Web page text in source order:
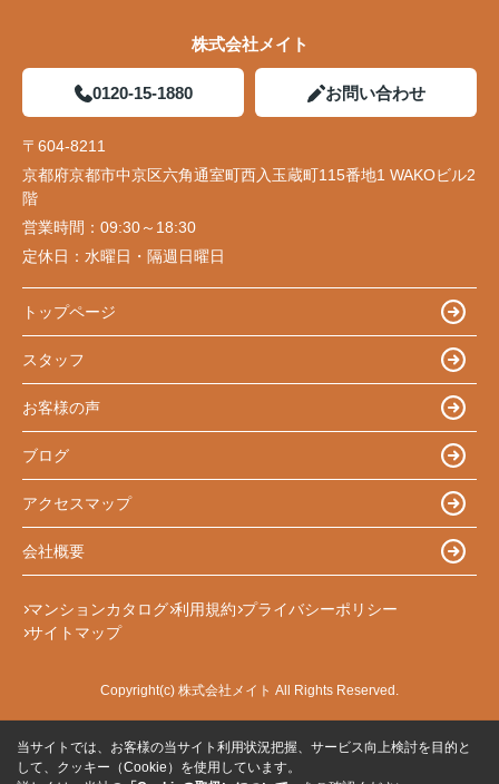
株式会社メイト
0120-15-1880 お問い合わせ
〒604-8211
京都府京都市中京区六角通室町西入玉蔵町115番地1 WAKOビル2
階
営業時間： 09:30～18:30
定休日： 水曜日・隔週日曜日
トップページ
スタッフ
お客様の声
ブログ
アクセスマップ
会社概要
マンションカタログ 利用規約 プライバシーポリシー
サイトマップ
Copyright(c) 株式会社メイト All Rights Reserved.
当サイトでは、お客様の当サイト利用状況把握、サービス向上検討を目的と
して、クッキー（Cookie）を使用しています。